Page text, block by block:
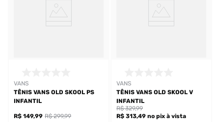
VANS
TÊNIS VANS OLD SKOOL PS
INFANTIL
R$ 149,99 R$ 299,99
VANS
TÊNIS VANS OLD SKOOL V
INFANTIL
R$ 313,49 no pix à vista
R$ 329,99